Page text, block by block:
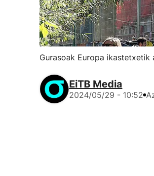
Gurasoak Europa
EiTB Media
2024/05/29 - 10:52